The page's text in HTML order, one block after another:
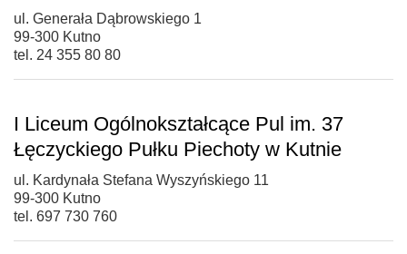
ul. Generała Dąbrowskiego 1
99-300 Kutno
tel. 24 355 80 80
I Liceum Ogólnokształcące Pul im. 37
Łęczyckiego Pułku Piechoty w Kutnie
ul. Kardynała Stefana Wyszyńskiego 11
99-300 Kutno
tel. 697 730 760